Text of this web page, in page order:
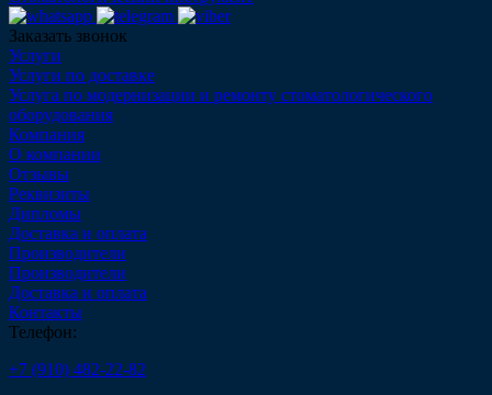
Заказать звонок
Услуги
Услуги по доставке
Услуга по модернизации и ремонту стоматологического
оборудования
Компания
О компании
Отзывы
Реквизиты
Дипломы
Доставка и оплата
Производители
Производители
Доставка и оплата
Контакты
Телефон:
+7 (910) 482-22-82